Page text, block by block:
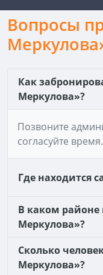
Вопросы
Как
Меркулова»?
Позвоните
согласуйте время.
Где находится
В каком районе
Меркулова»?
Сколько
Меркулова»?